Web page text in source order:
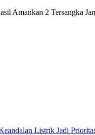
Amankan 2 Tersangka
Listrik Jadi